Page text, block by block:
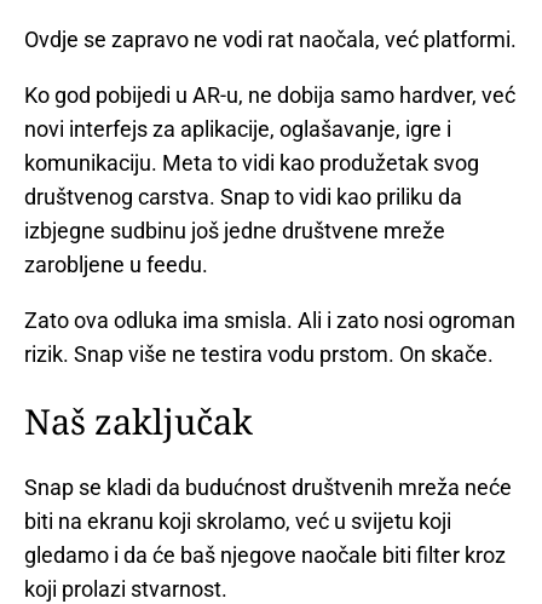
Ovdje se zapravo ne vodi rat naočala, već platformi.
Ko god pobijedi u AR-u, ne dobija samo hardver, već
novi interfejs za aplikacije, oglašavanje, igre i
komunikaciju. Meta to vidi kao produžetak svog
društvenog carstva. Snap to vidi kao priliku da
izbjegne sudbinu još jedne društvene mreže
zarobljene u feedu.
Zato ova odluka ima smisla. Ali i zato nosi ogroman
rizik. Snap više ne testira vodu prstom. On skače.
Naš zaključak
Snap se kladi da budućnost društvenih mreža neće
biti na ekranu koji skrolamo, već u svijetu koji
gledamo i da će baš njegove naočale biti filter kroz
koji prolazi stvarnost.